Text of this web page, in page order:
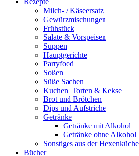
Rezepte
Milch- / Käseersatz
Gewürzmischungen
Frühstück
Salate & Vorspeisen
Suppen
Hauptgerichte
Partyfood
Soßen
Süße Sachen
Kuchen, Torten & Kekse
Brot und Brötchen
Dips und Aufstriche
Getränke
Getränke mit Alkohol
Getränke ohne Alkohol
Sonstiges aus der Hexenküche
Bücher